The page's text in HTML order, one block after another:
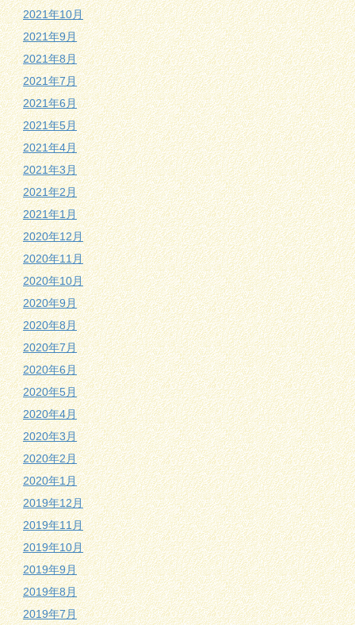
2021年10月
2021年9月
2021年8月
2021年7月
2021年6月
2021年5月
2021年4月
2021年3月
2021年2月
2021年1月
2020年12月
2020年11月
2020年10月
2020年9月
2020年8月
2020年7月
2020年6月
2020年5月
2020年4月
2020年3月
2020年2月
2020年1月
2019年12月
2019年11月
2019年10月
2019年9月
2019年8月
2019年7月